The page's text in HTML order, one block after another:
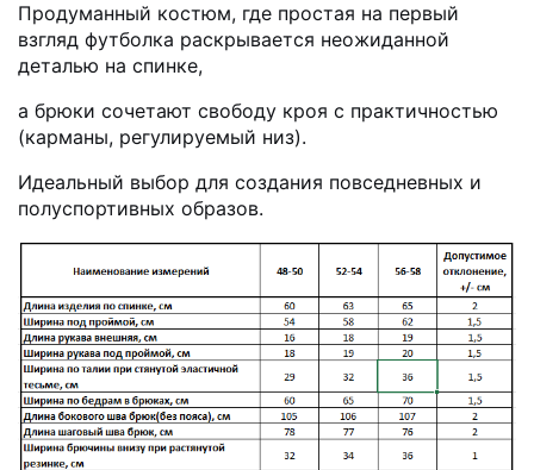
Продуманный костюм, где простая на первый
взгляд футболка раскрывается неожиданной
деталью на спинке,
а брюки сочетают свободу кроя с практичностью
(карманы, регулируемый низ).
Идеальный выбор для создания повседневных и
полуспортивных образов.